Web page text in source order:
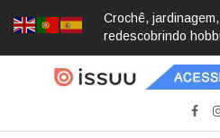
Crochê,
redescobrindo